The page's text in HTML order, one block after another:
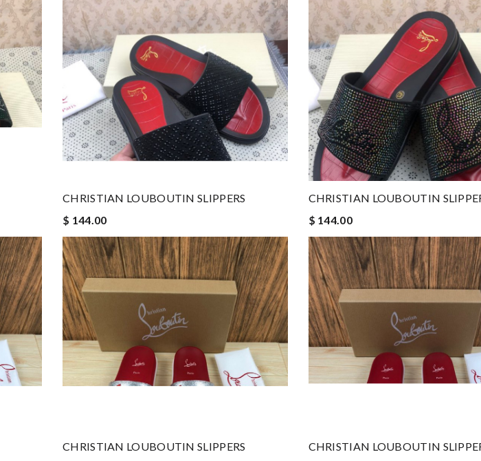
CHRISTIAN LOUBOUTIN SLIPPERS
$ 144.00
CHRISTIAN LOUBOUTIN
$ 144.00
CHRISTIAN LOUBOUTIN SLIPPERS
CHRISTIAN LOUBOUTIN